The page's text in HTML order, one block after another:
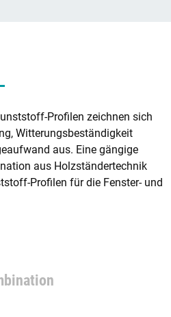
Profilen zeichnen sich
Witterungsbeständigkeit
aus. Eine gängige
aus Holzständertechnik
Profilen für die Fenster- und